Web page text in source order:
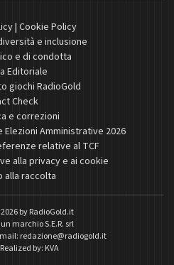
| Cookie Policy
e inclusione
e di condotta
Editoriale
giochi RadioGold
Check
e correzioni
Amministrative 2026
relative al TCF
alla privacy e ai cookie
alla raccolta
byRadioGold.it
marchio S.E.R. srl
redazione@radiogold.it
by: KVA